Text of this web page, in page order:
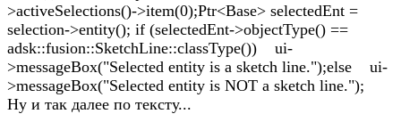
>activeSelections()->item(0);Ptr<Base> selectedEnt =
selection->entity(); if (selectedEnt->objectType() ==
adsk::fusion::SketchLine::classType()) ui-
>messageBox("Selected entity is a sketch line.");else ui-
>messageBox("Selected entity is NOT a sketch line.");
Ну и так далее по тексту...